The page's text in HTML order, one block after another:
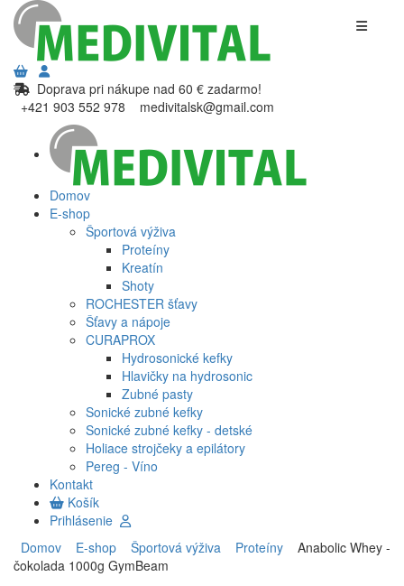
Doprava pri nákupe nad 60 € zadarmo!
+421 903 552 978
medivitalsk@gmail.com
Domov
E-shop
Športová výživa
Proteíny
Kreatín
Shoty
ROCHESTER šťavy
Šťavy a nápoje
CURAPROX
Hydrosonické kefky
Hlavičky na hydrosonic
Zubné pasty
Sonické zubné kefky
Sonické zubné kefky - detské
Holiace strojčeky a epilátory
Pereg - Víno
Kontakt
Košík
Prihlásenie
Domov
E-shop Športová výživa Proteíny
Anabolic Whey -
čokolada 1000g GymBeam